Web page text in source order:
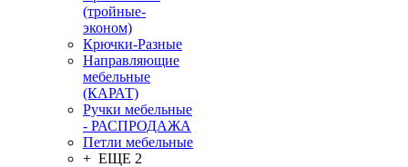
(тройные-
эконом)
Крючки-Разные
Направляющие
мебельные
(КАРАТ)
Ручки мебельные
- РАСПРОДАЖА
Петли мебельные
+ ЕЩЕ 2